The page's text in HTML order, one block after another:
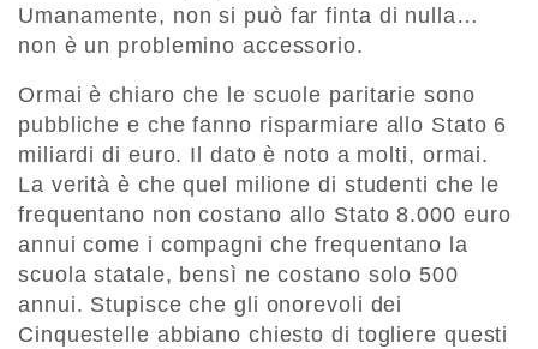
Umanamente, non si può far finta di nulla…
non è un problemino accessorio.
Ormai è chiaro che le scuole paritarie sono
pubbliche e che fanno risparmiare allo Stato 6
miliardi di euro. Il dato è noto a molti, ormai.
La verità è che quel milione di studenti che le
frequentano non costano allo Stato 8.000 euro
annui come i compagni che frequentano la
scuola statale, bensì ne costano solo 500
annui. Stupisce che gli onorevoli dei
Cinquestelle abbiano chiesto di togliere questi